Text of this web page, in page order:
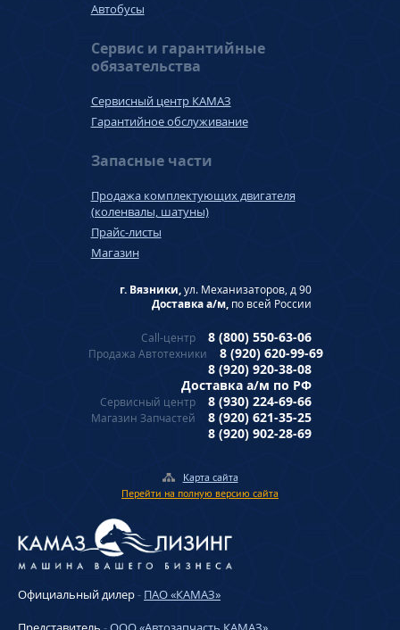
Автобусы
Сервис и гарантийные
обязательства
Сервисный центр КАМАЗ
Гарантийное обслуживание
Запасные части
Продажа комплектующих двигателя
(коленвалы, шатуны)
Прайс-листы
Магазин
г. Вязники,ул. Механизаторов, д 90
Доставка а/м, по всей России
Call-центр 8 (800) 550-63-06
Продажа Автотехники
8 (920) 620-99-69
8 (920) 920-38-08
Доставка а/м по РФ
Сервисный центр 8 (930) 224-69-66
Магазин Запчастей
8 (920) 621-35-25
8 (920) 902-28-69
Карта сайта
Перейти на полную версию сайта
Официальный дилер- ПАО «КАМАЗ»